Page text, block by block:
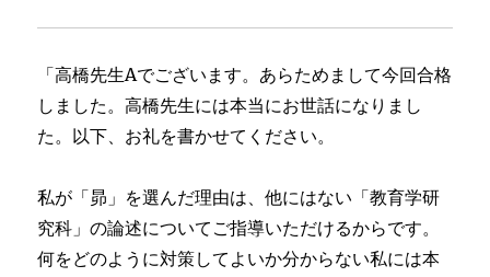
「高橋先生Aでございます。あらためまして今回合格
しました。高橋先生には本当にお世話になりまし
た。以下、お礼を書かせてください。
私が「昴」を選んだ理由は、他にはない「教育学研
究科」の論述についてご指導いただけるからです。
何をどのように対策してよいか分からない私には本